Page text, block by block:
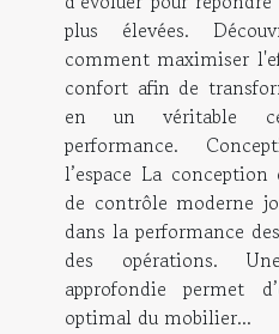
plus élevées.
comment maximiser
confort afin de
en un véritable
performance.
l’espace La
de contrôle moderne
dans la performance
des opérations.
approfondie permet
optimal du mobilier...